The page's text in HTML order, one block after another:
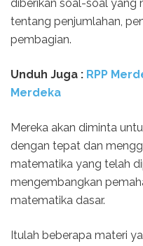
diberikan soal-soal yang
tentang penjumlahan,
pembagian.
Unduh Juga : RPP
Merdeka
Mereka akan diminta
dengan tepat dan
matematika yang telah
mengembangkan
matematika dasar.
Itulah beberapa materi